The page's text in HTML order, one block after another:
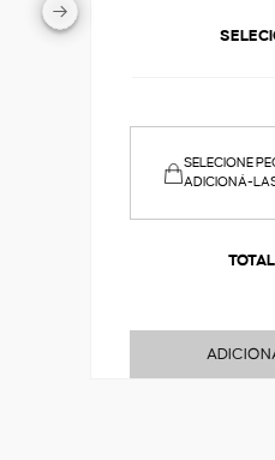
SELECIONE
ADICIONÁ-